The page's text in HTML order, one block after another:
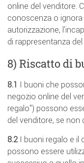
online del venditore.
conoscenza o
autorizzazione,
di rappresentanza
8) Riscatto di
8.1 I buoni che
negozio online del
regalo") possono
del venditore, se non
8.2I buoni regalo e il
possono essere